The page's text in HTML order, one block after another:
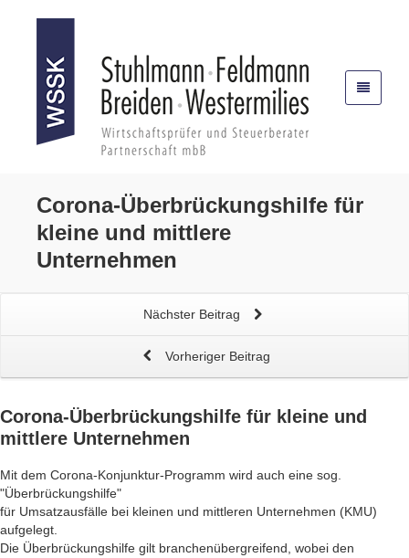
Corona-Überbrückungshilfe für
kleine und mittlere
Unternehmen
Nächster Beitrag
Vorheriger Beitrag
Corona-Überbrückungshilfe für kleine und
mittlere Unternehmen
Mit dem Corona-Konjunktur-Programm wird auch eine sog.
"Überbrückungshilfe"
für Umsatzausfälle bei kleinen und mittleren Unternehmen (KMU)
aufgelegt.
Die Überbrückungshilfe gilt branchenübergreifend, wobei den